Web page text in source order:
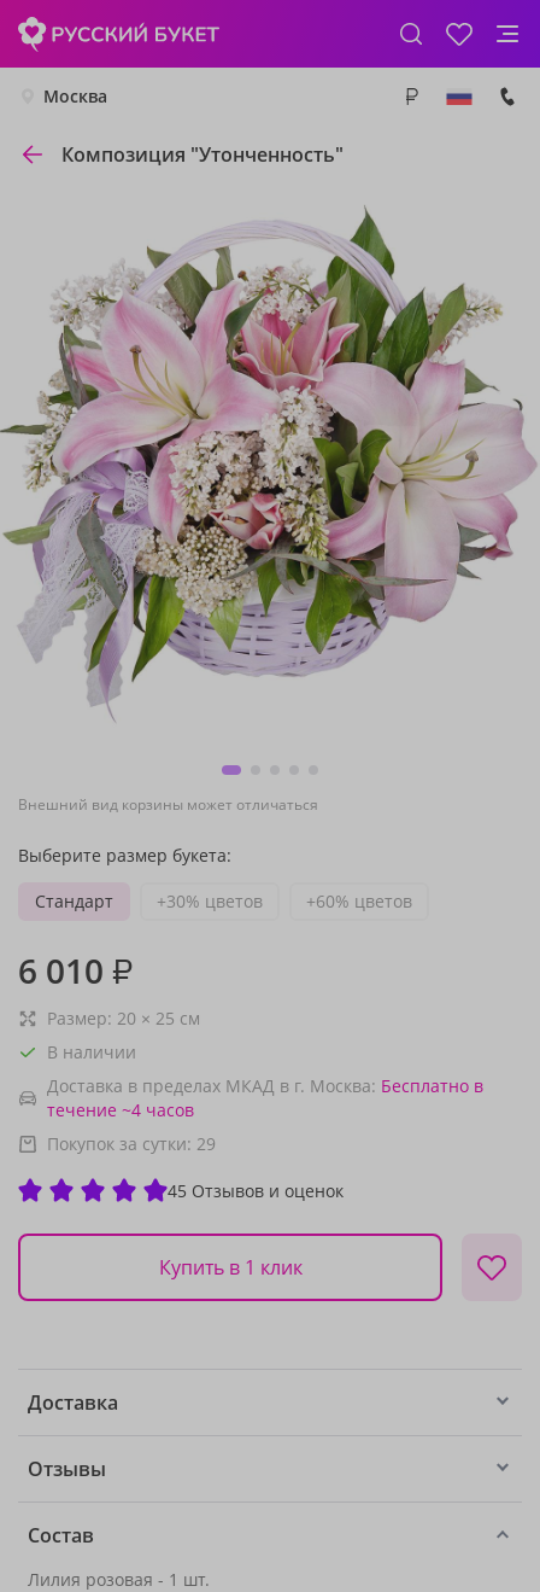
Москва
Композиция "Утонченность"
Внешний вид корзины может отличаться
Выберите размер букета:
Стандарт
+30% цветов +60% цветов
6 010 ₽
Размер: 20 × 25 см
В наличии
Доставка в пределах МКАД в г. Москва: Бесплатно в
течение ~4 часов
Покупок за сутки: 29
45 Отзывов и оценок
Купить в 1 клик
Доставка
Отзывы
Состав
Лилия розовая - 1 шт.